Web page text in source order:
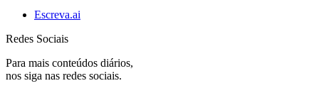
Escreva.ai
Redes Sociais
Para mais conteúdos diários,
nos siga nas redes sociais.